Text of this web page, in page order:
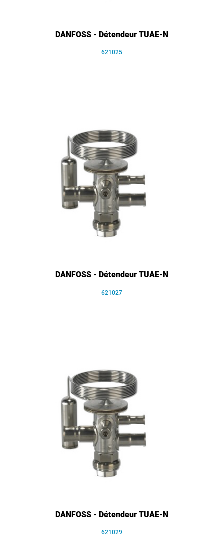
DANFOSS - Détendeur TUAE-N
621025
DANFOSS - Détendeur TUAE-N
621027
DANFOSS - Détendeur TUAE-N
621029